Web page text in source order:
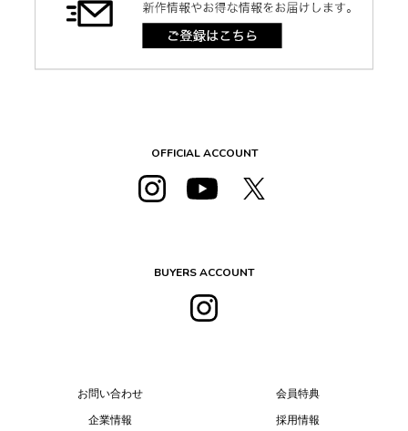
OFFICIAL ACCOUNT
BUYERS ACCOUNT
お問い合わせ
企業情報
会員特典
採用情報